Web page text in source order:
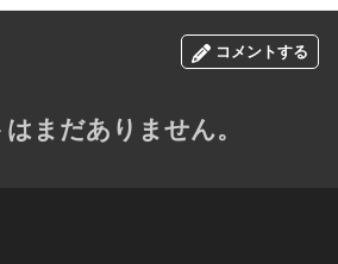
コメントする
まだありません。